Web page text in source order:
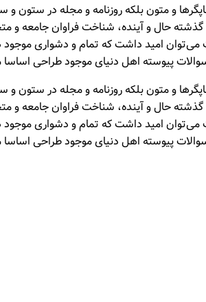
و متون بلکه روزنامه و مجله در ستون و
حال و آینده، شناخت فراوان جامعه و
امید داشت که تمام و دشواری موجود
پیوسته اهل دنیای موجود طراحی اساسا
و متون بلکه روزنامه و مجله در ستون و
حال و آینده، شناخت فراوان جامعه و
امید داشت که تمام و دشواری موجود
پیوسته اهل دنیای موجود طراحی اساسا